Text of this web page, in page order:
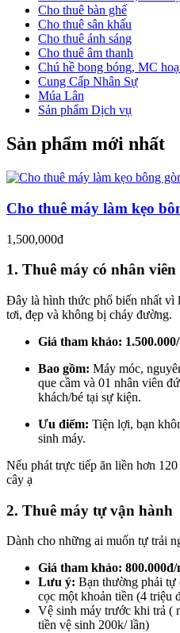
Cho thuê bàn ghế
Cho thuê sân khấu
Cho thuê ánh sáng
Cho thuê âm thanh
Chú hề bong bóng, MC
Cung Cấp Nhân Sự
Múa Lân
Sản phẩm Dịch vụ
Sản phẩm mới nhất
Cho thuê máy làm kẹo
1,500,000đ
1. Thuê máy có nhân
Đây là hình thức phổ biến nhất vì
tơi, đẹp và không bị cháy đường.
Giá tham khảo:
Bao gồm: Máy móc,
que cầm và 01 nhân viên
khách/bé tại sự kiện.
Ưu điểm: Tiện lợi, bạn
sinh máy.
Nếu phát trực tiếp ăn liền hơn
cây ạ
2. Thuê máy tự vận hành
Dành cho những ai muốn tự trải
Giá tham khảo:
Lưu ý: Bạn thường phải tự
cọc một khoản tiền (4 triệu
Vệ sinh máy trước khi trả (
tiền vệ sinh 200k/ lần)